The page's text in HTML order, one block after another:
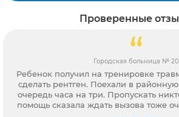
Проверенные
Городская больница № 20
Ребенок получил на тренировке
сделать рентген. Поехали в
очередь часа на три. Пропускать
помощь сказала ждать вызова тоже